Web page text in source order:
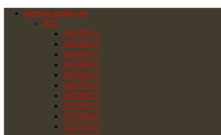
Летние шины бу
R13
145/70/13
155/60/13
155/65/13
155/80/13
165/65/13
165/70/13
165/80/13
175/60/13
175/70/13
175/75/13